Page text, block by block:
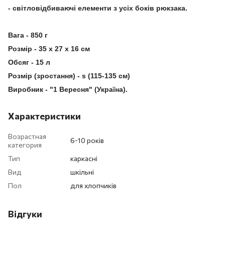
- світловідбиваючі елементи з усіх боків рюкзака.
Вага - 850 г
Розмір - 35 x 27 x 16 см
Обсяг - 15 л
Розмір (зростання) - s (115-135 см)
Виробник - "1 Вересня" (Україна).
Характеристики
Возрастная
категория
6-10 років
Тип
каркасні
Вид
шкільні
Пол
для хлопчиків
Відгуки